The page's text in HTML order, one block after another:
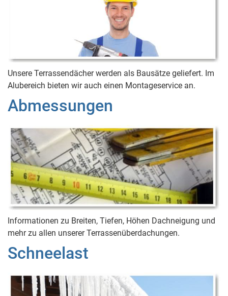
Unsere Terrassendächer werden als Bausätze geliefert. Im
Alubereich bieten wir auch einen Montageservice an.
Abmessungen
Informationen zu Breiten, Tiefen, Höhen Dachneigung und
mehr zu allen unserer Terrassenüberdachungen.
Schneelast